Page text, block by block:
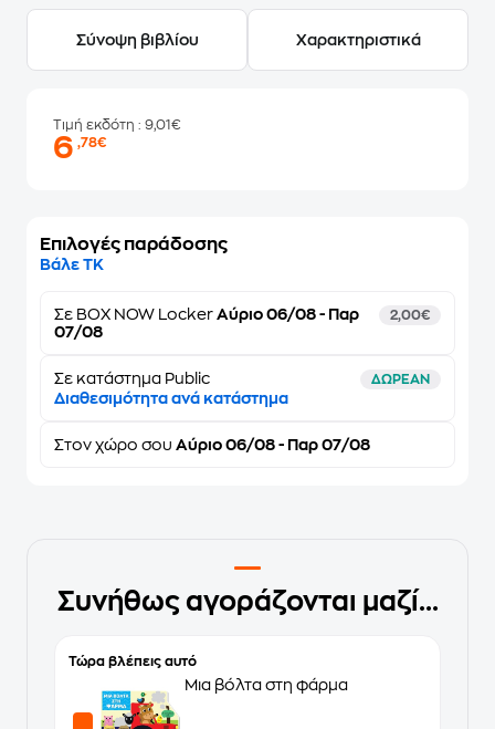
Σύνοψη βιβλίου Χαρακτηριστικά
Τιμή εκδότη : 9,01€
6,78€
Επιλογές παράδοσης
Βάλε ΤΚ
Σε BOX NOW Locker Αύριο 06/08 - Παρ
07/08
2,00€
Σε κατάστημα Public ΔΩΡΕΑΝ
Διαθεσιμότητα ανά κατάστημα
Στον χώρο σου Αύριο 06/08 - Παρ 07/08
Συνήθως αγοράζονται μαζί...
Τώρα βλέπεις αυτό
Μια βόλτα στη φάρμα